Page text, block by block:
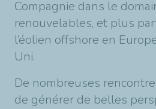
Compagnie dans le
renouvelables, et plus
l’éolien offshore en
Uni.
De nombreuses
de générer de belles